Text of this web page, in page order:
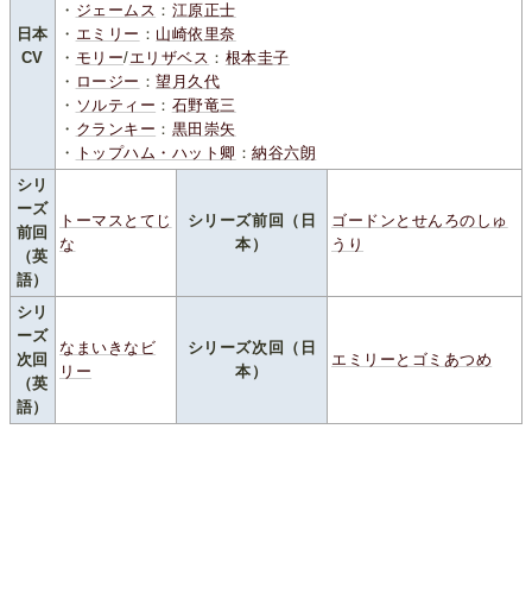
日本
CV
・ ジェームス ： 江原正士
・ エミリー ： 山崎依里奈
・ モリー/エリザベス ： 根本圭子
・ ロージー ：望月久代
・ ソルティー ： 石野竜三
・ クランキー ： 黒田崇矢
・
トップハム・ハット卿 ：納谷六朗
シリ
ーズ
前回
（英
語）
トーマスとてじ
な
シリーズ前回（日
本）
ゴードンとせんろのしゅ
うり
シリ
ーズ
次回
（英
語）
なまいきなビ
リー
シリーズ次回（日
本）
エミリーとゴミあつめ